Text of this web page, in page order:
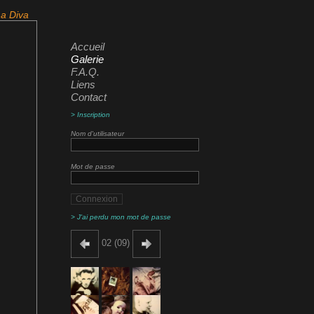
Diva
Accueil
Galerie
F.A.Q.
Liens
Contact
> Inscription
Nom d'utilisateur
Mot de passe
> J'ai perdu mon mot de passe
02 (09)